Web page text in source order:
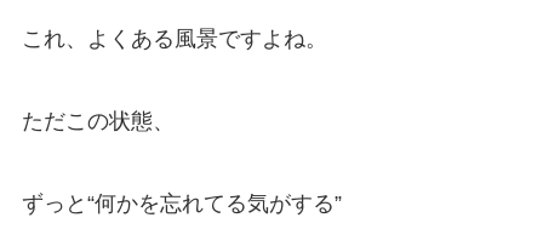
これ、よくある風景ですよね。
ただこの状態、
ずっと“何かを忘れてる気がする”